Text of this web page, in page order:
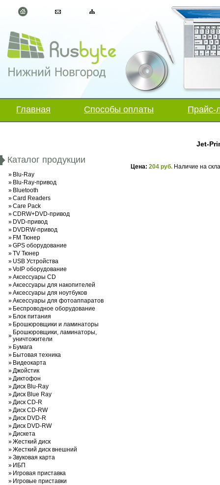
Главная Способы оплаты Прайс-
Каталог продукции
» Blu-Ray
» Blu-Ray-привод
» Bluetooth
»Card Readers
»Care Pack
»CDRW+DVD-привод
» DVD-привод
» DVDRW-привод
» FM Тюнер
»GPS оборудование
»TV Тюнер
» USB Устройства
»VoIP оборудование
»Аксессуары CD
»Аксессуары для накопителей
»Аксессуары для ноутбуков
»Аксессуары для фотоаппаратов
» Беспроводное оборудование
» Блок питания
» Брошюровщики и ламинаторы
» Брошюровщики, ламинаторы,
уничтожители
» Бумага
» Бытовая техника
» Видеокарта
»Джойстик
»Диктофон
»Диск Blu-Ray
»Диск Blue Ray
»Диск CD-R
»Диск CD-RW
»Диск DVD-R
»Диск DVD-RW
»Дискета
»Жесткий диск
»Жесткий диск внешний
»Звуковая карта
» ИБП
» Игровая приставка
» Игровые приставки
Jet-
Цена:204 руб. Наличие на